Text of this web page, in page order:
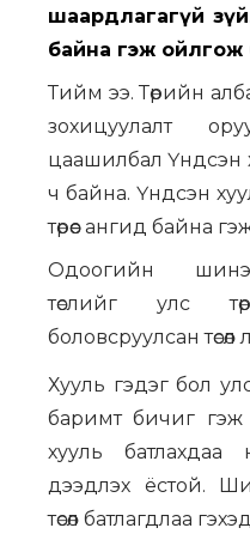
шаардлагагүй
байна гэж ойлгож
Тийм ээ. Төрийн
зохицуулалт
цаашилбал Үндсэн
ч байна. Үндсэн
төрөөс ангид байна
Одоогийн
төслийг улс
боловсруулсан
Хууль гэдэг бол
баримт бичиг гэж
хууль
дээдлэх ёстой.
төсөл батлагдлаа